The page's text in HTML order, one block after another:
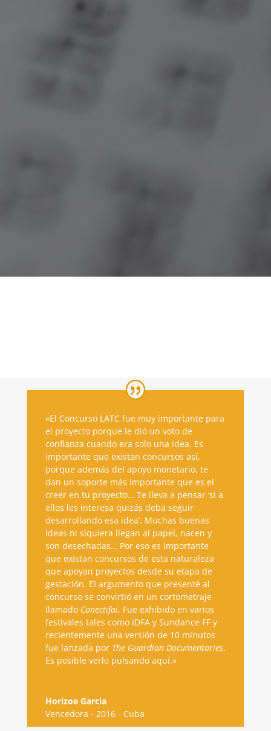
«El Concurso LATC fue muy importante para
el proyecto porque le dió un voto de
confianza cuando era solo una idea. Es
importante que existan concursos así,
porque además del apoyo monetario, te
dan un soporte más importante que es el
creer en tu proyecto… Te lleva a pensar ‘si a
ellos les interesa quizás deba seguir
desarrollando esa idea’. Muchas buenas
ideas ni siquiera llegan al papel, nacen y
son desechadas… Por eso es importante
que existan concursos de esta naturaleza
que apoyan proyectos desde su etapa de
gestación. El argumento que presenté al
concurso se convirtió en un cortometraje
llamado Conectifai. Fue exhibido en varios
festivales tales como IDFA y Sundance FF y
recientemente una versión de 10 minutos
fue lanzada porThe Guardian Documentaries.
Es posible verlo pulsando aquí.»
Horizoe Garcia
Vencedora - 2016 - Cuba